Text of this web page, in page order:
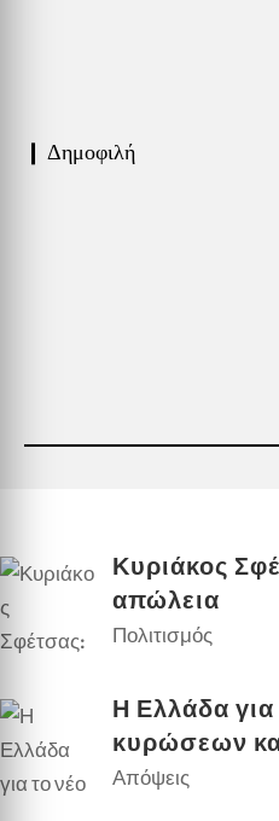
❙ Δημοφιλή
Κυριάκος
απώλεια
Πολιτισμός
Η Ελλάδα για
κυρώσεων
Απόψεις